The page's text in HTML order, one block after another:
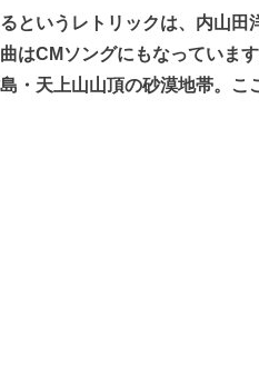
というレトリックは、内山
はCMソングにもなっていま
・天上山山頂の砂漠地帯。